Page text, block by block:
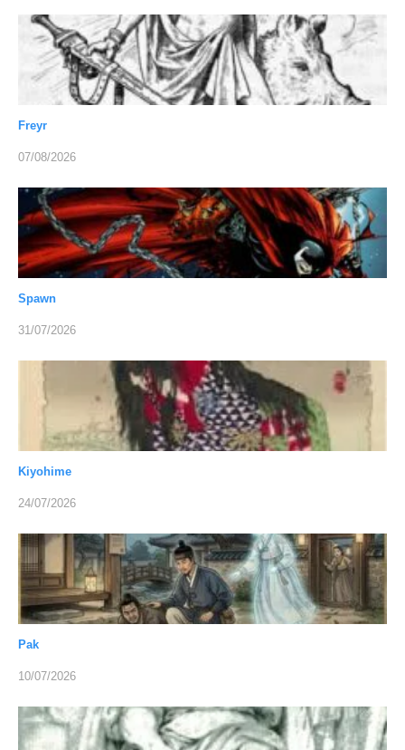
Freyr
07/08/2026
Spawn
31/07/2026
Kiyohime
24/07/2026
Pak
10/07/2026